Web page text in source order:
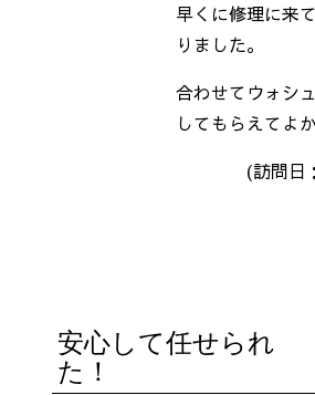
早くに修理に来
りました。
合わせてウォシ
してもらえてよ
(訪問日
安心して任せられ
た！